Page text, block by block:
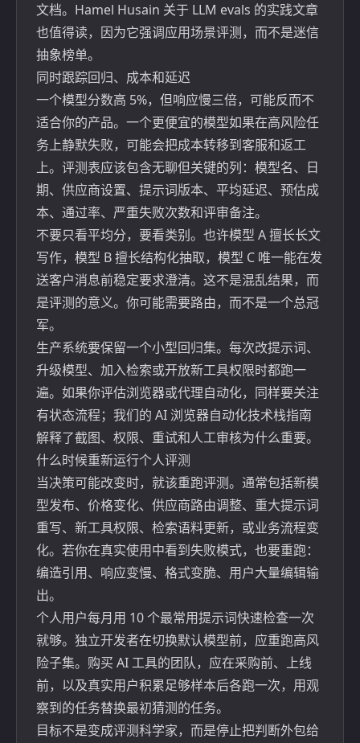
文档。Hamel Husain 关于 LLM evals 的实践文章
也值得读，因为它强调应用场景评测，而不是迷信
抽象榜单。
同时跟踪回归、成本和延迟
一个模型分数高 5%，但响应慢三倍，可能反而不
适合你的产品。一个更便宜的模型如果在高风险任
务上静默失败，可能会把成本转移到客服和返工
上。评测表应该包含无聊但关键的列：模型名、日
期、供应商设置、提示词版本、平均延迟、预估成
本、通过率、严重失败次数和评审备注。
不要只看平均分，要看类别。也许模型 A 擅长长文
写作，模型 B 擅长结构化抽取，模型 C 唯一能在发
送客户消息前稳定要求澄清。这不是混乱结果，而
是评测的意义。你可能需要路由，而不是一个总冠
军。
生产系统要保留一个小型回归集。每次改提示词、
升级模型、加入检索或开放新工具权限时都跑一
遍。如果你评估浏览器或代理自动化，同样要关注
有状态流程；我们的 AI 浏览器自动化技术栈指南
解释了截图、权限、重试和人工审核为什么重要。
什么时候重新运行个人评测
当决策可能改变时，就该重跑评测。通常包括新模
型发布、价格变化、供应商路由调整、重大提示词
重写、新工具权限、检索语料更新，或业务流程变
化。若你在真实使用中看到失败模式，也要重跑：
编造引用、响应变慢、格式变脆、用户大量编辑输
出。
个人用户每月用 10 个最常用提示词快速检查一次
就够。独立开发者在切换默认模型前，应重跑高风
险子集。购买 AI 工具的团队，应在采购前、上线
前，以及真实用户积累足够样本后各跑一次，用观
察到的任务替换最初猜测的任务。
目标不是变成评测科学家，而是停止把判断外包给